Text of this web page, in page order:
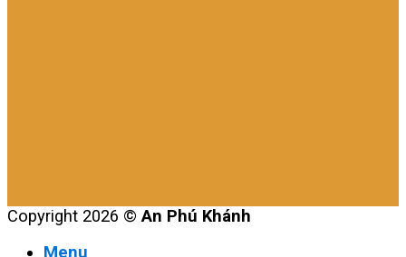
Copyright 2026 ©An Phú Khánh
Menu